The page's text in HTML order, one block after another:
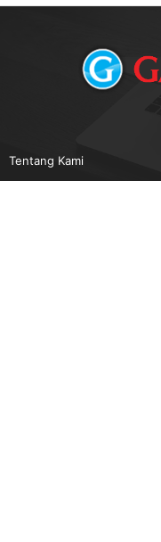
Tentang Kami